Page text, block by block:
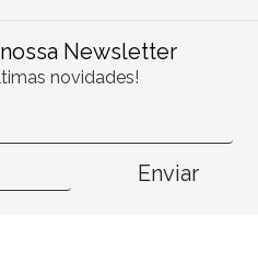
Newsletter
novidades!
Enviar